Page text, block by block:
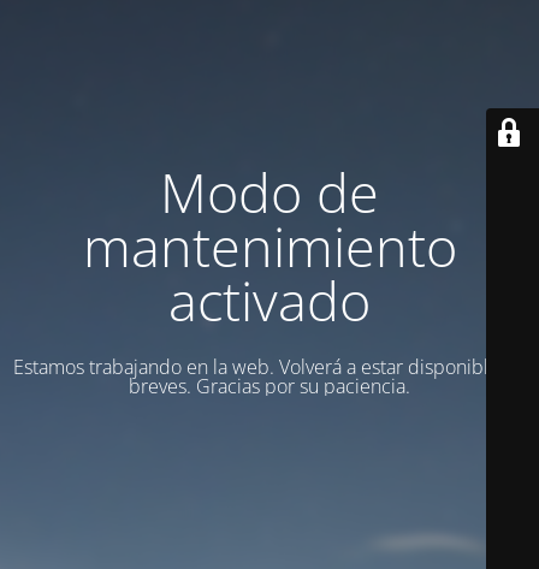
Modo de
mantenimiento
activado
Estamos trabajando en la web. Volverá a estar disponible en
breves. Gracias por su paciencia.